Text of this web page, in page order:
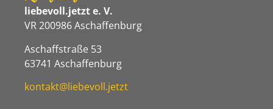
liebevoll.jetzt e. V.
VR 200986 Aschaffenburg
Aschaffstraße 53
63741 Aschaffenburg
kontakt@liebevoll.jetzt